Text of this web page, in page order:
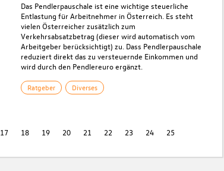
Das Pendlerpauschale ist eine wichtige steuerliche
Entlastung für Arbeitnehmer in Österreich. Es steht
vielen Österreicher zusätzlich zum
Verkehrsabsatzbetrag (dieser wird automatisch vom
Arbeitgeber berücksichtigt) zu. Dass Pendlerpauschale
reduziert direkt das zu versteuernde Einkommen und
wird durch den Pendlereuro ergänzt.
Ratgeber Diverses
17 18 19 20 21 22 23 24 25